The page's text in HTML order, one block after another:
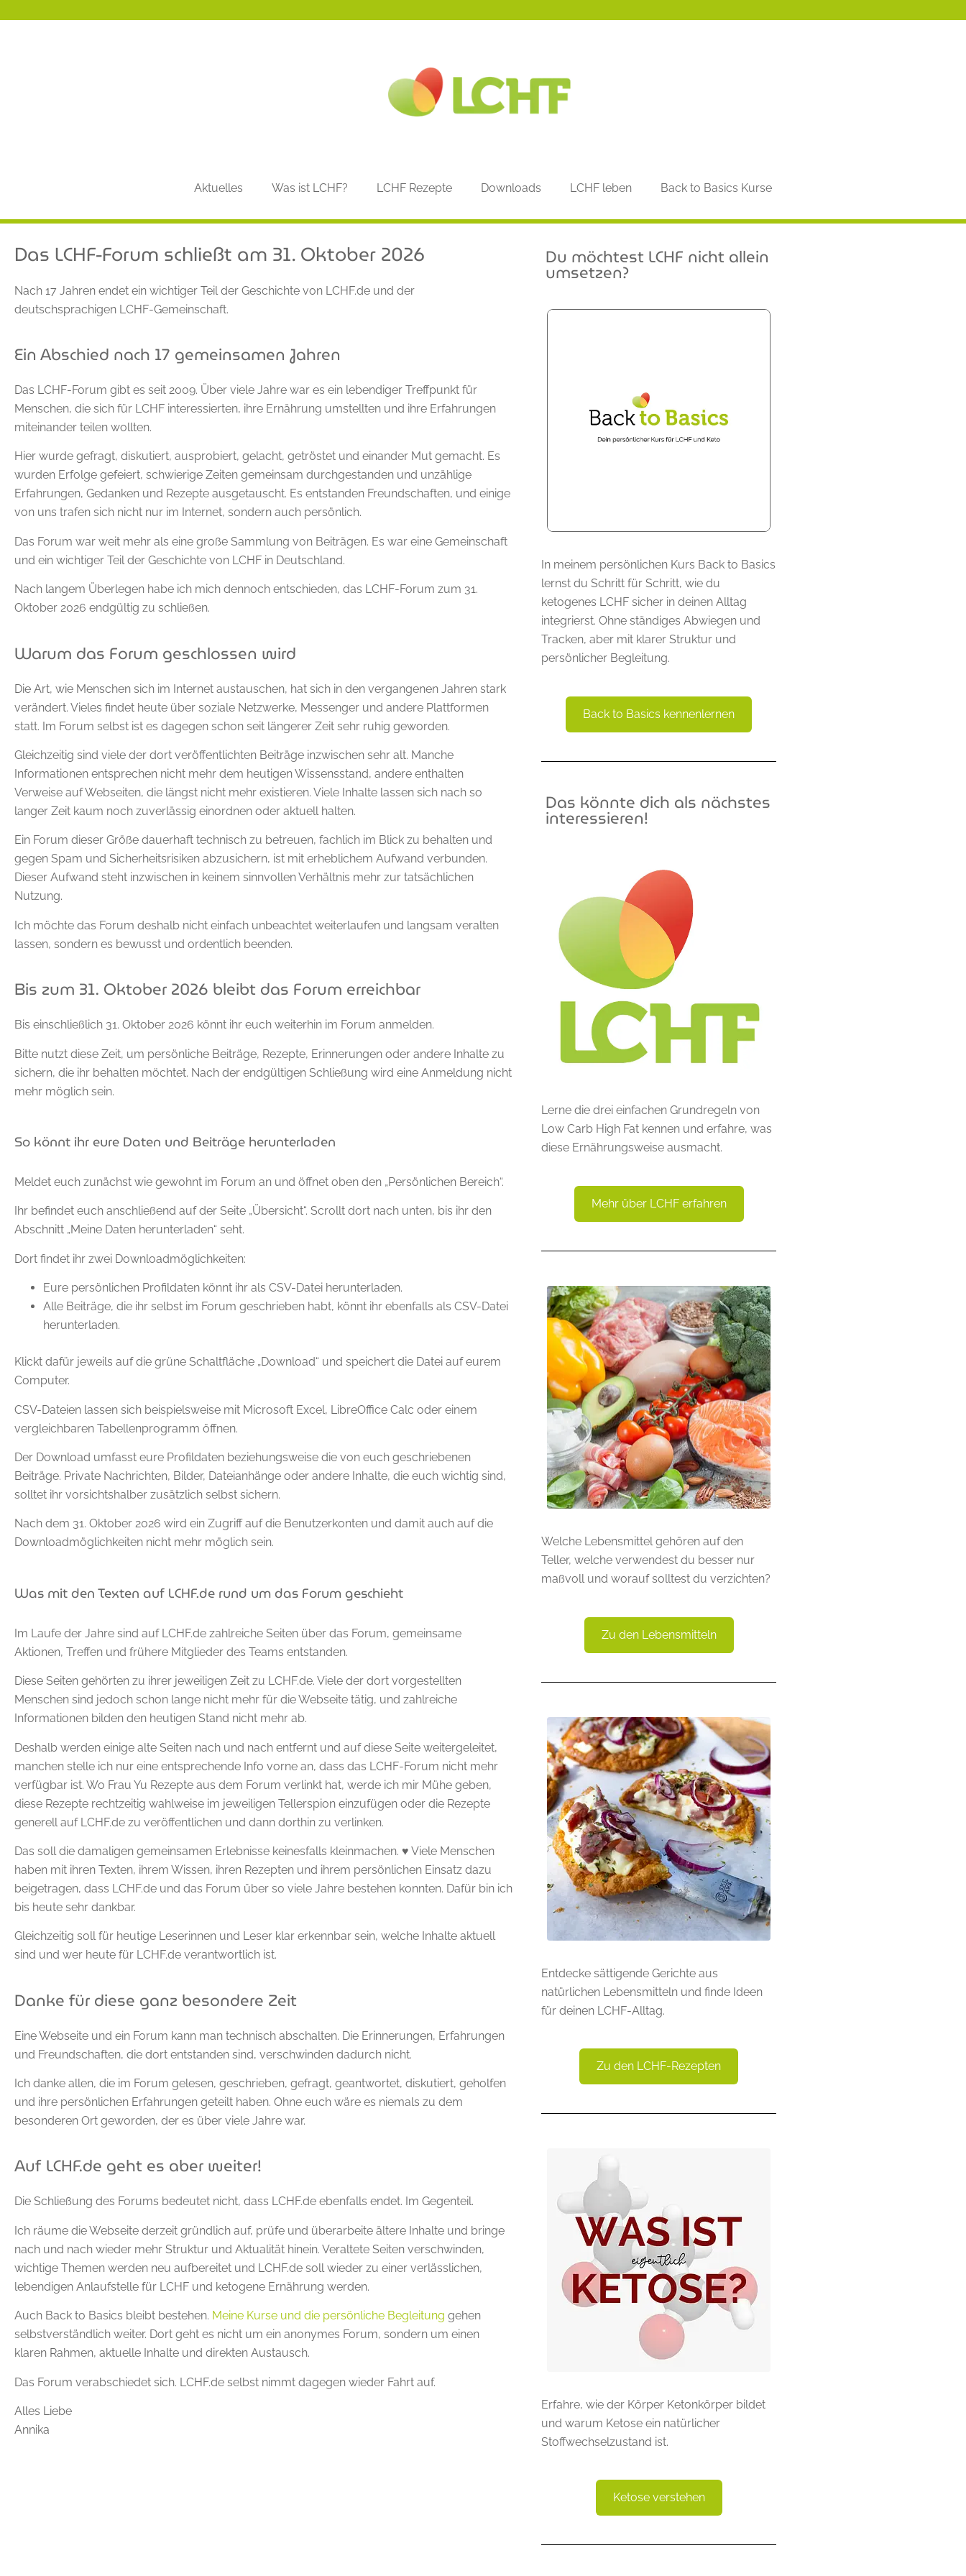
Aktuelles Was ist LCHF? LCHF Rezepte Downloads LCHF leben Back to Basics Kurse
Das LCHF-Forum schließt am 31. Oktober 2026
Nach 17 Jahren endet ein wichtiger Teil der Geschichte von LCHF.de und der
deutschsprachigen LCHF-Gemeinschaft.
Ein Abschied nach 17 gemeinsamen Jahren
Das LCHF-Forum gibt es seit 2009. Über viele Jahre war es ein lebendiger Treffpunkt für
Menschen, die sich für LCHF interessierten, ihre Ernährung umstellten und ihre Erfahrungen
miteinander teilen wollten.
Hier wurde gefragt, diskutiert, ausprobiert, gelacht, getröstet und einander Mut gemacht. Es
wurden Erfolge gefeiert, schwierige Zeiten gemeinsam durchgestanden und unzählige
Erfahrungen, Gedanken und Rezepte ausgetauscht. Es entstanden Freundschaften, und einige
von uns trafen sich nicht nur im Internet, sondern auch persönlich.
Das Forum war weit mehr als eine große Sammlung von Beiträgen. Es war eine Gemeinschaft
und ein wichtiger Teil der Geschichte von LCHF in Deutschland.
Nach langem Überlegen habe ich mich dennoch entschieden, das LCHF-Forum zum 31.
Oktober 2026 endgültig zu schließen.
Warum das Forum geschlossen wird
Die Art, wie Menschen sich im Internet austauschen, hat sich in den vergangenen Jahren stark
verändert. Vieles findet heute über soziale Netzwerke, Messenger und andere Plattformen
statt. Im Forum selbst ist es dagegen schon seit längerer Zeit sehr ruhig geworden.
Gleichzeitig sind viele der dort veröffentlichten Beiträge inzwischen sehr alt. Manche
Informationen entsprechen nicht mehr dem heutigen Wissensstand, andere enthalten
Verweise auf Webseiten, die längst nicht mehr existieren. Viele Inhalte lassen sich nach so
langer Zeit kaum noch zuverlässig einordnen oder aktuell halten.
Ein Forum dieser Größe dauerhaft technisch zu betreuen, fachlich im Blick zu behalten und
gegen Spam und Sicherheitsrisiken abzusichern, ist mit erheblichem Aufwand verbunden.
Dieser Aufwand steht inzwischen in keinem sinnvollen Verhältnis mehr zur tatsächlichen
Nutzung.
Ich möchte das Forum deshalb nicht einfach unbeachtet weiterlaufen und langsam veralten
lassen, sondern es bewusst und ordentlich beenden.
Bis zum 31. Oktober 2026 bleibt das Forum erreichbar
Bis einschließlich 31. Oktober 2026 könnt ihr euch weiterhin im Forum anmelden.
Bitte nutzt diese Zeit, um persönliche Beiträge, Rezepte, Erinnerungen oder andere Inhalte zu
sichern, die ihr behalten möchtet. Nach der endgültigen Schließung wird eine Anmeldung nicht
mehr möglich sein.
So könnt ihr eure Daten und Beiträge herunterladen
Meldet euch zunächst wie gewohnt im Forum an und öffnet oben den „Persönlichen Bereich“.
Ihr befindet euch anschließend auf der Seite „Übersicht“. Scrollt dort nach unten, bis ihr den
Abschnitt „Meine Daten herunterladen“ seht.
Dort findet ihr zwei Downloadmöglichkeiten:
Eure persönlichen Profildaten könnt ihr als CSV-Datei herunterladen.
Alle Beiträge, die ihr selbst im Forum geschrieben habt, könnt ihr ebenfalls als CSV-Datei
herunterladen.
Klickt dafür jeweils auf die grüne Schaltfläche „Download“ und speichert die Datei auf eurem
Computer.
CSV-Dateien lassen sich beispielsweise mit Microsoft Excel, LibreOffice Calc oder einem
vergleichbaren Tabellenprogramm öffnen.
Der Download umfasst eure Profildaten beziehungsweise die von euch geschriebenen
Beiträge. Private Nachrichten, Bilder, Dateianhänge oder andere Inhalte, die euch wichtig sind,
solltet ihr vorsichtshalber zusätzlich selbst sichern.
Nach dem 31. Oktober 2026 wird ein Zugriff auf die Benutzerkonten und damit auch auf die
Downloadmöglichkeiten nicht mehr möglich sein.
Was mit den Texten auf LCHF.de rund um das Forum geschieht
Im Laufe der Jahre sind auf LCHF.de zahlreiche Seiten über das Forum, gemeinsame
Aktionen, Treffen und frühere Mitglieder des Teams entstanden.
Diese Seiten gehörten zu ihrer jeweiligen Zeit zu LCHF.de. Viele der dort vorgestellten
Menschen sind jedoch schon lange nicht mehr für die Webseite tätig, und zahlreiche
Informationen bilden den heutigen Stand nicht mehr ab.
Deshalb werden einige alte Seiten nach und nach entfernt und auf diese Seite weitergeleitet,
manchen stelle ich nur eine entsprechende Info vorne an, dass das LCHF-Forum nicht mehr
verfügbar ist. Wo Frau Yu Rezepte aus dem Forum verlinkt hat, werde ich mir Mühe geben,
diese Rezepte rechtzeitig wahlweise im jeweiligen Tellerspion einzufügen oder die Rezepte
generell auf LCHF.de zu veröffentlichen und dann dorthin zu verlinken.
Das soll die damaligen gemeinsamen Erlebnisse keinesfalls kleinmachen. ♥ Viele Menschen
haben mit ihren Texten, ihrem Wissen, ihren Rezepten und ihrem persönlichen Einsatz dazu
beigetragen, dass LCHF.de und das Forum über so viele Jahre bestehen konnten. Dafür bin ich
bis heute sehr dankbar.
Gleichzeitig soll für heutige Leserinnen und Leser klar erkennbar sein, welche Inhalte aktuell
sind und wer heute für LCHF.de verantwortlich ist.
Danke für diese ganz besondere Zeit
Eine Webseite und ein Forum kann man technisch abschalten. Die Erinnerungen, Erfahrungen
und Freundschaften, die dort entstanden sind, verschwinden dadurch nicht.
Ich danke allen, die im Forum gelesen, geschrieben, gefragt, geantwortet, diskutiert, geholfen
und ihre persönlichen Erfahrungen geteilt haben. Ohne euch wäre es niemals zu dem
besonderen Ort geworden, der es über viele Jahre war.
Auf LCHF.de geht es aber weiter!
Die Schließung des Forums bedeutet nicht, dass LCHF.de ebenfalls endet. Im Gegenteil.
Ich räume die Webseite derzeit gründlich auf, prüfe und überarbeite ältere Inhalte und bringe
nach und nach wieder mehr Struktur und Aktualität hinein. Veraltete Seiten verschwinden,
wichtige Themen werden neu aufbereitet und LCHF.de soll wieder zu einer verlässlichen,
lebendigen Anlaufstelle für LCHF und ketogene Ernährung werden.
Auch Back to Basics bleibt bestehen. Meine Kurse und die persönliche Begleitung gehen
selbstverständlich weiter. Dort geht es nicht um ein anonymes Forum, sondern um einen
klaren Rahmen, aktuelle Inhalte und direkten Austausch.
Das Forum verabschiedet sich. LCHF.de selbst nimmt dagegen wieder Fahrt auf.
Alles Liebe
Annika
Du möchtest LCHF nicht allein
umsetzen?
In meinem persönlichen Kurs Back to Basics
lernst du Schritt für Schritt, wie du
ketogenes LCHF sicher in deinen Alltag
integrierst. Ohne ständiges Abwiegen und
Tracken, aber mit klarer Struktur und
persönlicher Begleitung.
Back to Basics kennenlernen
Das könnte dich als nächstes
interessieren!
Lerne die drei einfachen Grundregeln von
Low Carb High Fat kennen und erfahre, was
diese Ernährungsweise ausmacht.
Mehr über LCHF erfahren
Welche Lebensmittel gehören auf den
Teller, welche verwendest du besser nur
maßvoll und worauf solltest du verzichten?
Zu den Lebensmitteln
Entdecke sättigende Gerichte aus
natürlichen Lebensmitteln und finde Ideen
für deinen LCHF-Alltag.
Zu den LCHF-Rezepten
Erfahre, wie der Körper Ketonkörper bildet
und warum Ketose ein natürlicher
Stoffwechselzustand ist.
Ketose verstehen